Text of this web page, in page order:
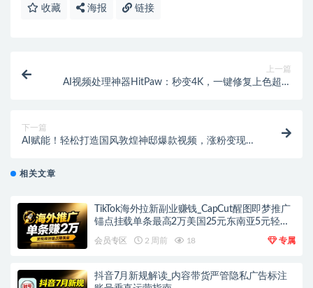
收藏 海报 链接
上一篇
AI视频处理神器HitPaw：秒变4K，一键修复上色超轻
下一篇
AI赋能！轻松打造国风敦煌神邸爆款视频，涨粉变现双
相关文章
TikTok海外拉新副业赚钱_CapCut醒图即梦推广
锚点挂载单条最高2万美国25元东南亚5元轻资
会员专区 2 周前 18 专属
抖音7月新规解读_内容带货严管隐私广告标注